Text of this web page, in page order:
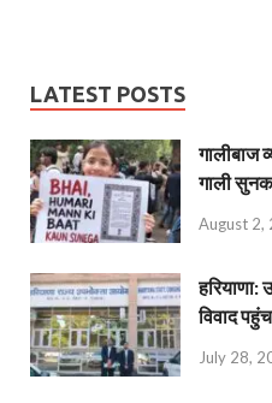
LATEST POSTS
गालीबाज
गाली
August 2,
हरियाणा:
विवाद
July 28,